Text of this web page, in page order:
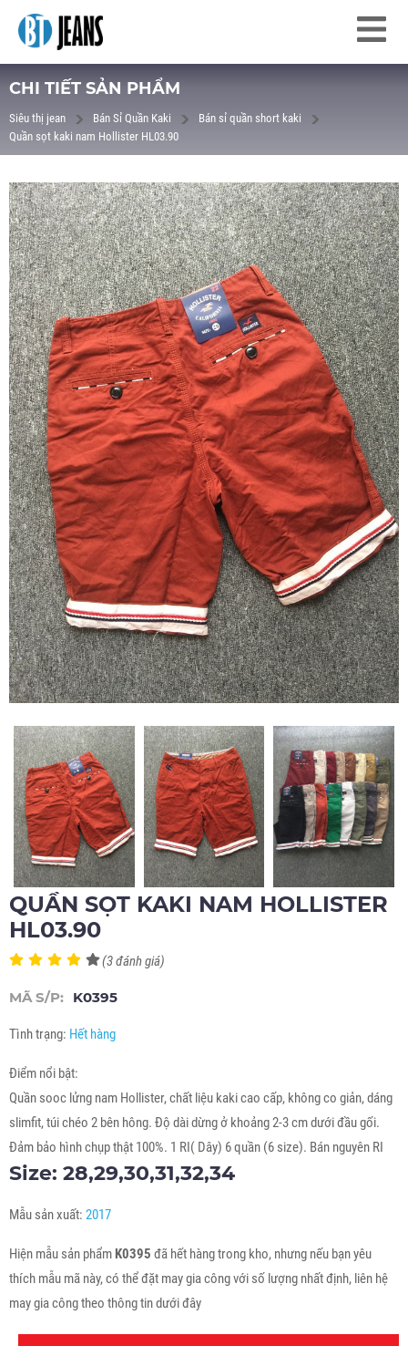
CHI TIẾT SẢN PHẨM
Siêu thị jean Bán Sỉ Quần Kaki
Bán sỉ quần short kaki
Quần sọt kaki nam Hollister HL03.90
QUẦN SỌT KAKI NAM HOLLISTER
HL03.90
(3 đánh giá)
MÃ S/P: K0395
Tình trạng: Hết hàng
Điểm nổi bật:
Quần sooc lửng nam Hollister, chất liệu kaki cao cấp, không co giản, dáng
slimfit, túi chéo 2 bên hông. Độ dài dừng ở khoảng 2-3 cm dưới đầu gối.
Đảm bảo hình chụp thật 100%. 1 RI( Dây) 6 quần (6 size). Bán nguyên RI
Size: 28,29,30,31,32,34
Mẫu sản xuất: 2017
Hiện mẫu sản phẩm K0395 đã hết hàng trong kho, nhưng nếu bạn yêu
thích mẫu mã này, có thể đặt may gia công với số lượng nhất định, liên hệ
may gia công theo thông tin dưới đây